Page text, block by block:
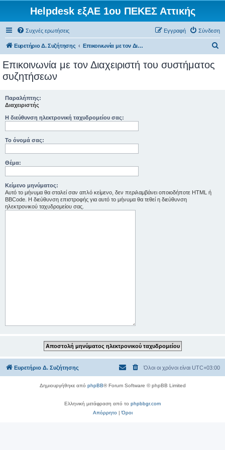
Helpdesk εξΑΕ 1ου ΠΕΚΕΣ Αττικής
Συχνές ερωτήσεις Σύνδεση
Εγγραφή
Ευρετήριο Δ. Συζήτησης Επικοινωνία με τον Διαχειριστή του συστήματος συζητήσεων
Επικοινωνία με τον Διαχειριστή του συστήματος
συζητήσεων
Παραλήπτης:
Διαχειριστής
Η διεύθυνση ηλεκτρονική ταχυδρομείου σας:
Το όνομά σας:
Θέμα:
Κείμενο μηνύματος:
Αυτό το μήνυμα θα σταλεί σαν απλό κείμενο, δεν περιλαμβάνει οποιοδήποτε HTML ή
BBCode. Η διεύθυνση επιστροφής για αυτό το μήνυμα θα τεθεί η διεύθυνση
ηλεκτρονικού ταχυδρομείου σας.
Ευρετήριο Δ. Συζήτησης Όλοι οι χρόνοι είναι UTC+03:00
Δημιουργήθηκε από phpBB® Forum Software © phpBB Limited
Ελληνική μετάφραση από το phpbbgr.com
Απόρρητο|Όροι